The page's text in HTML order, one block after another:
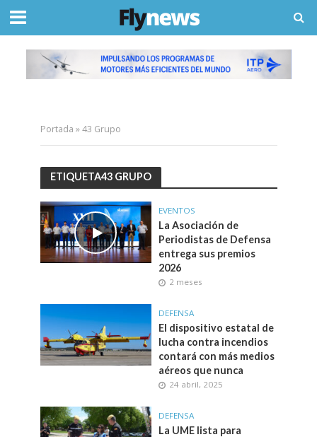
Portada »43 Grupo
ETIQUETA43 GRUPO
EVENTOS
La Asociación de
Periodistas de Defensa
entrega sus premios
2026
2 meses
DEFENSA
El dispositivo estatal de
lucha contra incendios
contará con más medios
aéreos que nunca
24 abril, 2025
DEFENSA
La UME lista para